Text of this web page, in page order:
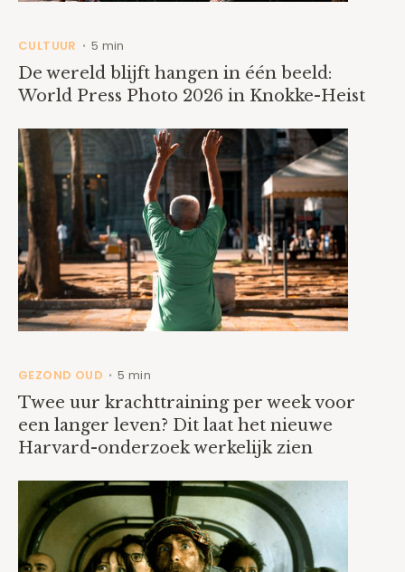
CULTUUR • 5 min
De wereld blijft hangen in één beeld:
World Press Photo 2026 in Knokke-Heist
GEZOND OUD • 5 min
Twee uur krachttraining per week voor
een langer leven? Dit laat het nieuwe
Harvard-onderzoek werkelijk zien